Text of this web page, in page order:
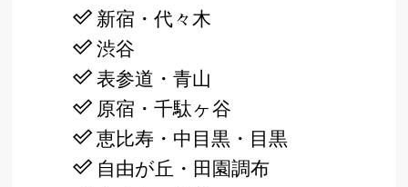
新宿・代々木
渋谷
表参道・青山
原宿・千駄ヶ谷
恵比寿・中目黒・目黒
自由が丘・田園調布